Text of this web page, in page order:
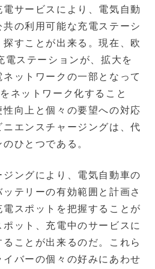
サービスにより、電気自動
の利用可能な充電ステーシ
すことが出来る。現在、欧
電ステーションが、拡大を
ットワークの一部となって
ネットワーク化すること
向上と個々の要望への対応
エンスチャージングは、代
ひとつである。
ングにより、電気自動車の
テリーの有効範囲と計画さ
スポットを把握することが
ット、充電中のサービスに
ことが出来るのだ。これら
バーの個々の好みにあわせ